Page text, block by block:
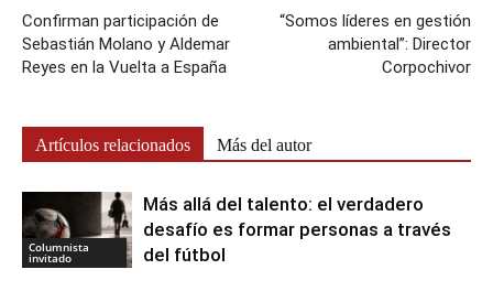
Confirman participación de
Sebastián Molano y Aldemar
Reyes en la Vuelta a España
“Somos líderes en gestión
ambiental”: Director
Corpochivor
Artículos relacionados Más del autor
Columnista
invitado
Más allá del talento: el verdadero
desafío es formar personas a través
del fútbol